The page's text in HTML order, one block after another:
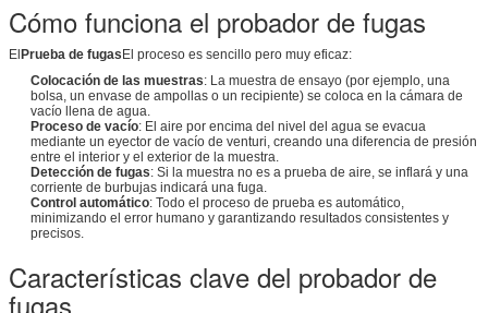
Cómo funciona el probador de fugas
ElPrueba de fugasEl proceso es sencillo pero muy eficaz:
Colocación de las muestras: La muestra de ensayo (por ejemplo, una
bolsa, un envase de ampollas o un recipiente) se coloca en la cámara de
vacío llena de agua.
Proceso de vacío: El aire por encima del nivel del agua se evacua
mediante un eyector de vacío de venturi, creando una diferencia de presión
entre el interior y el exterior de la muestra.
Detección de fugas: Si la muestra no es a prueba de aire, se inflará y una
corriente de burbujas indicará una fuga.
Control automático: Todo el proceso de prueba es automático,
minimizando el error humano y garantizando resultados consistentes y
precisos.
Características clave del probador de
fugas